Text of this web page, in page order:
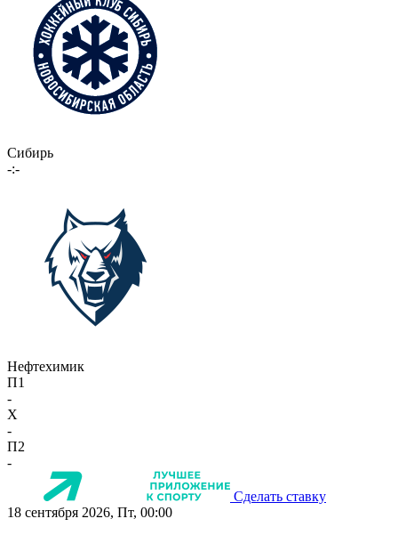
Сибирь
-:-
Нефтехимик
П1
-
X
-
П2
-
Сделать ставку
18 сентября 2026, Пт, 00:00